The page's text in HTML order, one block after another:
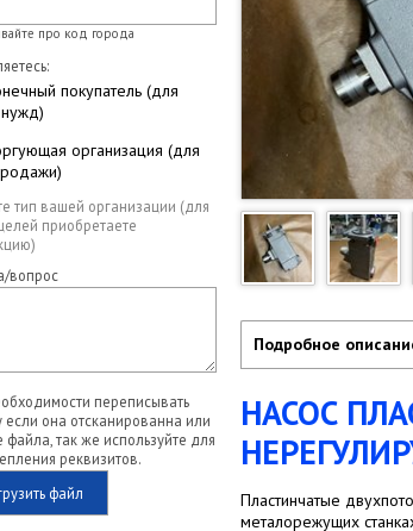
про код города
покупатель (для
организация (для
тип вашей организации (для
приобретаете
вопрос
переписывать
если она отсканированна или
файла, так же используйте для
реквизитов.
файл
Подробное
НАСОС
Пластинчатые
металорежущих